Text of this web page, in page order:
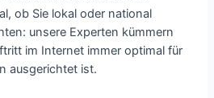
ob Sie lokal oder national
unsere Experten kümmern
im Internet immer optimal für
ausgerichtet ist.